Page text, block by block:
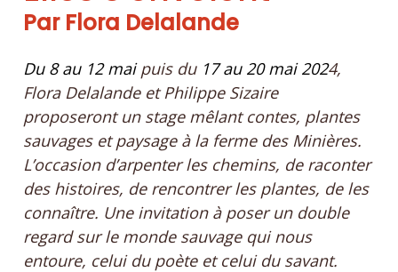
Par Flora Delalande
Du 8 au 12 maipuis du 17 au 20 mai 2024,
Flora Delalande et Philippe Sizaire
proposeront un stage mêlant contes, plantes
sauvages et paysage à la ferme des Minières.
L’occasion d’arpenter les chemins, de raconter
des histoires, de rencontrer les plantes, de les
connaître. Une invitation à poser un double
regard sur le monde sauvage qui nous
entoure, celui du poète et celui du savant.